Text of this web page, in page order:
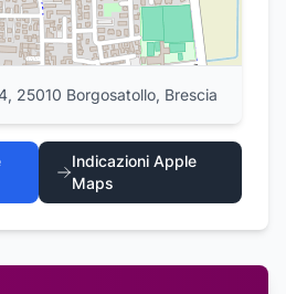
25010 Borgosatollo, Brescia
Indicazioni Apple
Maps